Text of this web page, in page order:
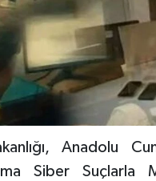
Anadolu
Siber Suçlarla